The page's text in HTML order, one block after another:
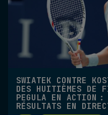
SWIATEK CONTRE
DES HUITIÈMES DE
PEGULA EN ACTION
RÉSULTATS EN